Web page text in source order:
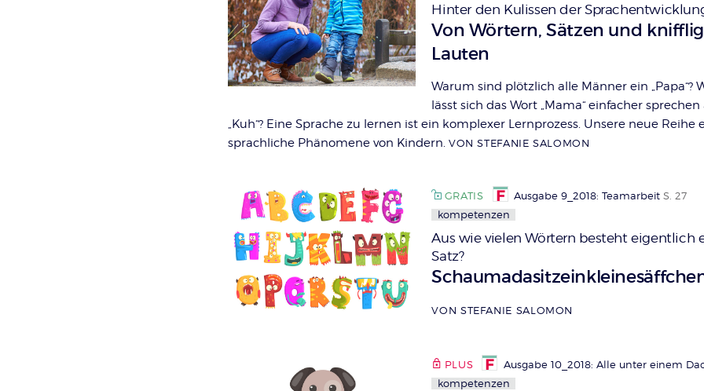
Hinter den Kulissen der
:
Von Wörtern, Sätzen und
Lauten
Warum sind plötzlich alle Männer ein „Papa“?
lässt sich das Wort „Mama“ einfacher sprechen
„Kuh“? Eine Sprache zu lernen ist ein komplexer Lernprozess. Unsere neue Reihe
sprachliche Phänomene von Kindern. VON STEFANIE SALOMON
GRATIS Ausgabe 9_2018: Teamarbeit S. 27
kompetenzen
Aus wie vielen Wörtern besteht eigentlich
Satz?
:
VON STEFANIE SALOMON
PLUS
Ausgabe 10_2018: Alle unter einem
kompetenzen